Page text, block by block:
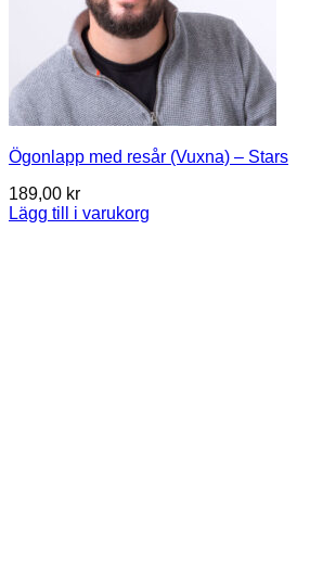
Ögonlapp med resår (Vuxna) – Stars
189,00 kr
Lägg till i varukorg